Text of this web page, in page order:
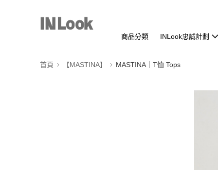
商品分類 INLook忠誠計劃
首頁 【MASTINA】 MASTINA｜T恤 Tops